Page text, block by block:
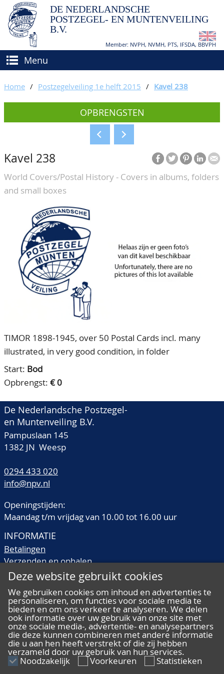
DE NEDERLANDSCHE
POSTZEGEL- EN MUNTENVEILING
B.V.
Member: NVPH, NVMH, PTS, IFSDA, BBVPH
Menu
(VER)KOPEN
Hoe verkopen?
Voorwaarden
BIEDEN
CATALOGI/OPBRENGSTEN
KEURINGSDIENST
OVER ONS
Ons Team
80 jarig bestaan
CONTACT
ACCOUNT
Home / Postzegelveiling 1e helft 2015 / Kavel 238
OPBRENGSTEN
Kavel 238
World Covers/Postal History - Covers in albums, folders
and small boxes
TIMOR 1898-1945, over 50 Postal Cards incl. many
illustrated, in very good condition, in folder
Start: Bod
Opbrengst: € 0
De Nederlandsche Postzegel-
en Muntenveiling B.V.
Pampuslaan 145
1382 JN Weesp
0294 433 020
info@npv.nl
Openingstijden:
Maandag t/m vrijdag van 10.00 tot 16.00 uur
INFORMATIE
Betalingen
Verzenden en ophalen
Veilingtermen
Kwaliteitsomschrijvingen
Veelgestelde vragen
ALGEMEEN
Deze website gebruikt cookies
We gebruiken cookies om inhoud en advertenties te
personaliseren, om functies voor sociale media te
bieden en om ons verkeer te analyseren. We delen
ook informatie over uw gebruik van onze site met
onze sociale media-, advertentie- en analysepartners
die deze kunnen combineren met andere informatie
die u aan hen heeft verstrekt of die zij hebben
verzameld door uw gebruik van hun services.
Noodzakelijk Voorkeuren
Statistieken